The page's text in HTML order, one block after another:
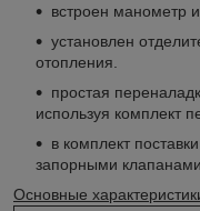
встроен манометр
установлен
отопления.
простая
используя комплект
в комплект
запорными клапанами.
Основные